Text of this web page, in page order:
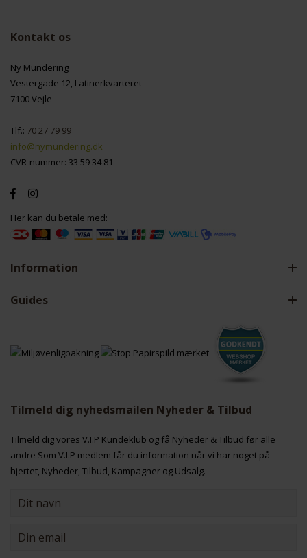
Kontakt os
Ny Mundering
Vestergade 12, Latinerkvarteret
7100 Vejle
Tlf.: 70 27 79 99
info@nymundering.dk
CVR-nummer: 33 59 34 81
Her kan du betale med:
Information
Guides
Tilmeld dig nyhedsmailen Nyheder & Tilbud
Tilmeld dig vores V.I.P Kundeklub og få Nyheder & Tilbud før alle
andre Som V.I.P medlem får du information når vi har noget på
hjertet, Nyheder, Tilbud, Kampagner og Udsalg.